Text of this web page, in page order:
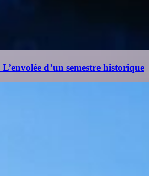
d’un semestre historique